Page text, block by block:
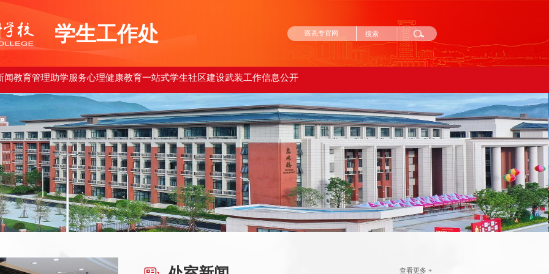
学生工作处 医高专官网
闻教育管理助学服务心理健康教育一站式学生社区建设武装工作信息公开
查看更多 +